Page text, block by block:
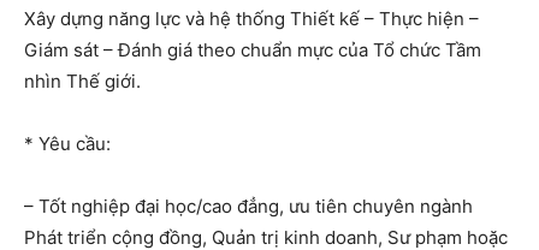
Xây dựng năng lực và hệ thống Thiết kế – Thực hiện –
Giám sát – Đánh giá theo chuẩn mực của Tổ chức Tầm
nhìn Thế giới.
* Yêu cầu:
– Tốt nghiệp đại học/cao đẳng, ưu tiên chuyên ngành
Phát triển cộng đồng, Quản trị kinh doanh, Sư phạm hoặc